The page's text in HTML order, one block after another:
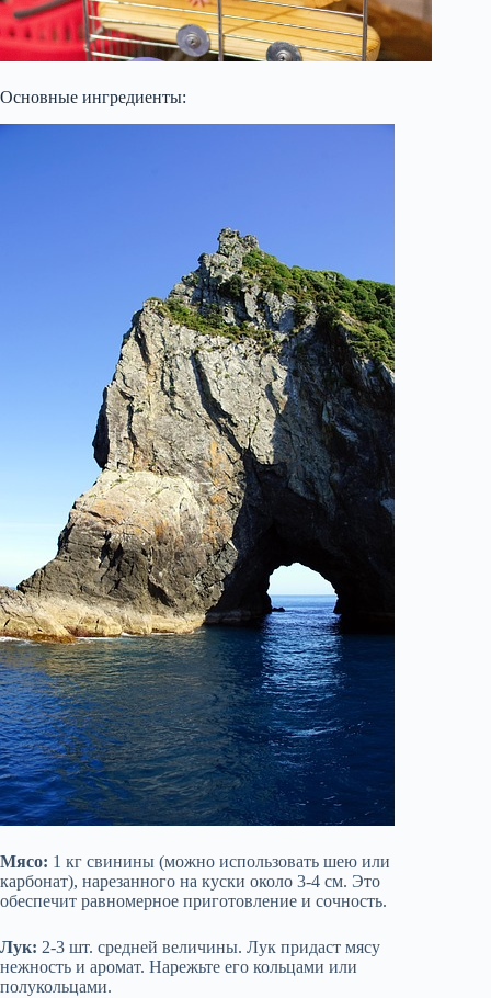
Основные ингредиенты:
Мясо: 1 кг свинины (можно использовать шею или
карбонат), нарезанного на куски около 3-4 см. Это
обеспечит равномерное приготовление и сочность.
Лук: 2-3 шт. средней величины. Лук придаст мясу
нежность и аромат. Нарежьте его кольцами или
полукольцами.